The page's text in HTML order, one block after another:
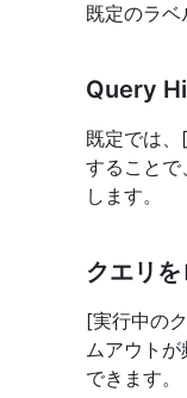
既定のラ
Query
既定では
すること
します。
クエリ
[実行中の
ムアウト
できます。